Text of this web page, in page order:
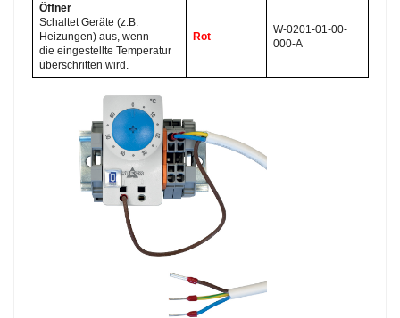
Öffner
Schaltet Geräte (z.B.
Heizungen) aus, wenn
die eingestellte Temperatur
überschritten wird.
Rot
W-0201-01-00-
000-A